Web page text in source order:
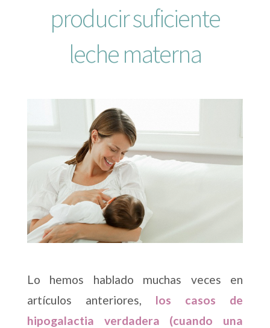
producir suficiente
leche materna
Lo hemos hablado muchas veces en
artículos anteriores, los casos de
hipogalactia verdadera (cuando una